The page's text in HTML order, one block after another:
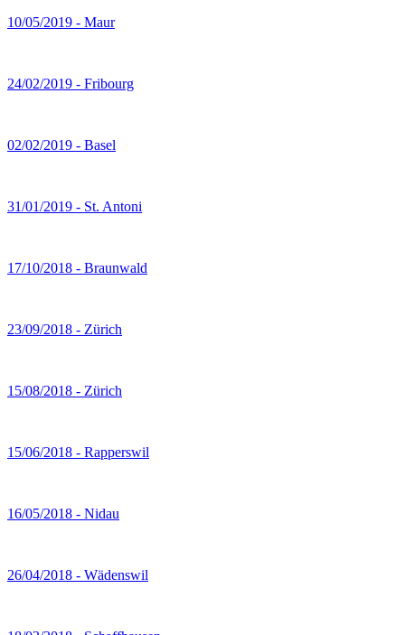
10/05/2019 - Maur
24/02/2019 - Fribourg
02/02/2019 - Basel
31/01/2019 - St. Antoni
17/10/2018 - Braunwald
23/09/2018 - Zürich
15/08/2018 - Zürich
15/06/2018 - Rapperswil
16/05/2018 - Nidau
26/04/2018 - Wädenswil